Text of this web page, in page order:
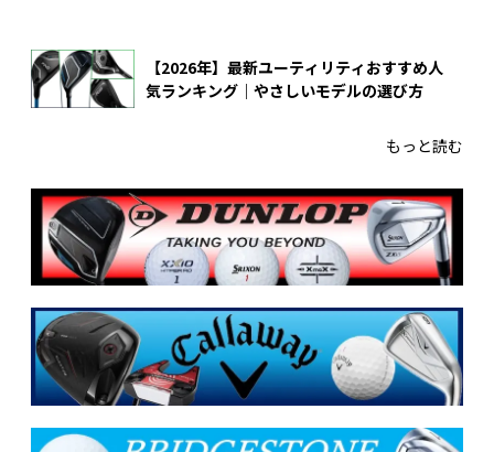
【2026年】最新ユーティリティおすすめ人
気ランキング｜やさしいモデルの選び方
もっと読む